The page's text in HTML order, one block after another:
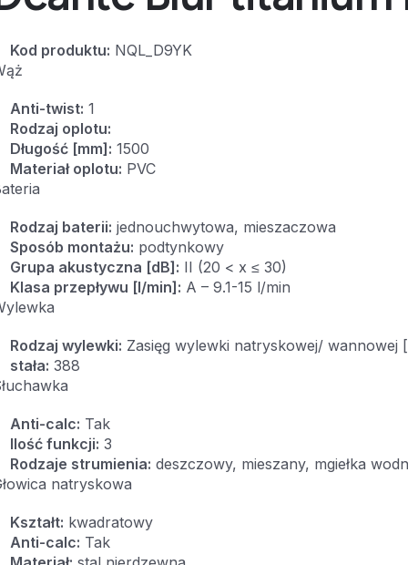
Kod produktu: NQL_D9YK
Anti-twist: 1
Rodzaj oplotu:
Długość [mm]: 1500
Materiał oplotu: PVC
Rodzaj baterii: jednouchwytowa, mieszaczowa
Sposób montażu: podtynkowy
Grupa akustyczna [dB]: II (20 < x ≤ 30)
Klasa przepływu [l/min]: A – 9.1-15 l/min
Rodzaj wylewki: Zasięg wylewki natryskowej/ wannowej
stała: 388
Anti-calc: Tak
Ilość funkcji: 3
Rodzaje strumienia: deszczowy, mieszany, mgiełka
natryskowa
Kształt: kwadratowy
Anti-calc: Tak